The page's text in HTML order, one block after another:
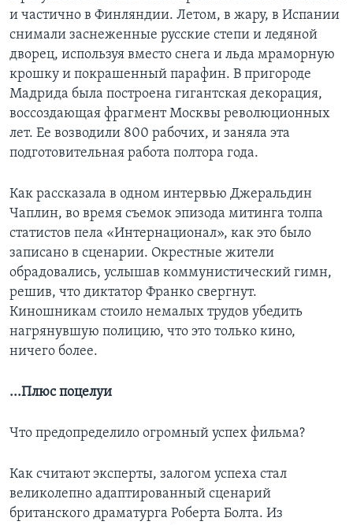
и частично в Финляндии. Летом, в жару, в Испании
снимали заснеженные русские степи и ледяной
дворец, используя вместо снега и льда мраморную
крошку и покрашенный парафин. В пригороде
Мадрида была построена гигантская декорация,
воссоздающая фрагмент Москвы революционных
лет. Ее возводили 800 рабочих, и заняла эта
подготовительная работа полтора года.
Как рассказала в одном интервью Джеральдин
Чаплин, во время съемок эпизода митинга толпа
статистов пела «Интернационал», как это было
записано в сценарии. Окрестные жители
обрадовались, услышав коммунистический гимн,
решив, что диктатор Франко свергнут.
Киношникам стоило немалых трудов убедить
нагрянувшую полицию, что это только кино,
ничего более.
...Плюс поцелуи
Что предопределило огромный успех фильма?
Как считают эксперты, залогом успеха стал
великолепно адаптированный сценарий
британского драматурга Роберта Болта. Из